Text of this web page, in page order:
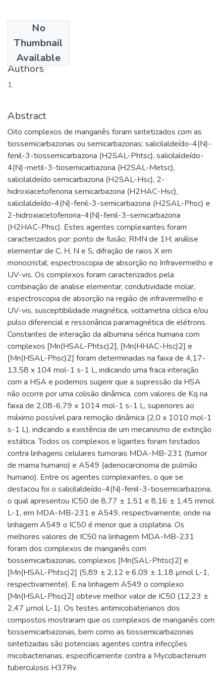
No
Thumbnail
Available
2018-07-25
Authors
1
Abstract
Oito complexos de manganês foram sintetizados com as
tiossemicarbazonas ou semicarbazonas: salicilaldeído-4(N)-
fenil-3-tiossemicarbazona (H2SAL-Phtsc), salicilaldeído-
4(N)-metil-3-tiosemicarbazona (H2SAL-Metsc),
salicilaldeído semicarbazona (H2SAL-Hsc), 2-
hidroxiacetofenona semicarbazona (H2HAC-Hsc),
salicilaldeído-4(N)-fenil-3-semicarbazona (H2SAL-Phsc) e
2-hidroxiacetofenona-4(N)-fenil-3-semicarbazona
(H2HAC-Phsc). Estes agentes complexantes foram
caracterizados por: ponto de fusão; RMN de 1H; análise
elementar de C, H, N e S; difração de raios X em
monocristal; espectroscopia de absorção no Infravermelho e
UV-vis. Os complexos foram caracterizados pela
combinação de analise elementar, condutividade molar,
espectroscopia de absorção na região de infravermelho e
UV-vis, susceptibilidade magnética, voltametria cíclica e/ou
pulso diferencial e ressonância paramagnética de elétrons.
Constantes de interação da albumina sérica humana com
complexos [Mn(HSAL-Phtsc)2], [Mn(HHAC-Hsc)2] e
[Mn(HSAL-Phsc)2] foram determinadas na faixa de 4,17-
13,58 x 104 mol-1 s-1 L, indicando uma fraca interação
com a HSA e podemos sugerir que a supressão da HSA
não ocorre por uma colisão dinâmica, com valores de Kq na
faixa de 2,08-6,79 x 1014 mol-1 s-1 L, superiores ao
máximo possível para remoção dinâmica (2,0 x 1010 mol-1
s-1 L), indicando a existência de um mecanismo de extinção
estática. Todos os complexos e ligantes foram testados
contra linhagens celulares tumorais MDA-MB-231 (tumor
de mama humano) e A549 (adenocarcinoma de pulmão
humano). Entre os agentes complexantes, o que se
destacou foi o salicilaldeído-4(N)-fenil-3-tiosemicarbazona,
o qual apresentou IC50 de 8,77 ± 1,51 e 8,16 ± 1,45 mmol
L-1, em MDA-MB-231 e A549, respectivamente, onde na
linhagem A549 o IC50 é menor que a cisplatina. Os
melhores valores de IC50 na linhagem MDA-MB-231
foram dos complexos de manganês com
tiossemicarbazonas, complexos [Mn(SAL-Phtsc)2] e
[Mn(HSAL-Phtsc)2] (5,89 ± 2,12 e 6,09 ± 1,18 µmol L-1,
respectivamente). E na linhagem A549 o complexo
[Mn(HSAL-Phsc)2] obteve melhor valor de IC50 (12,23 ±
2,47 µmol L-1). Os testes antimicobaterianos dos
compostos mostraram que os complexos de manganês com
tiossemicarbazonas, bem como as tiossemicarbazonas
sintetizadas são potenciais agentes contra infecções
micobacterianas, especificamente contra a Mycobacterium
tuberculosis H37Rv.